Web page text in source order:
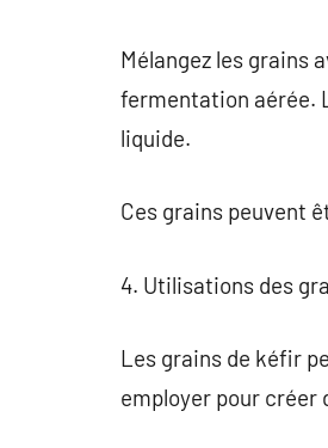
Mélangez les grains
fermentation aérée.
liquide.
Ces grains peuvent
4. Utilisations des
Les grains de kéfir
employer pour créer